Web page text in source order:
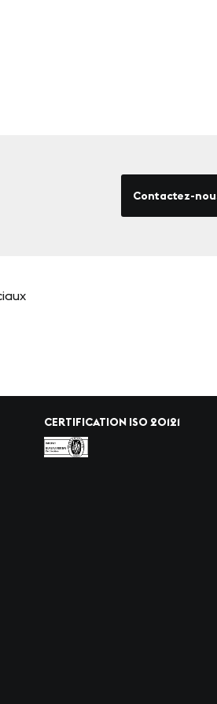
Contactez-
CERTIFICATION ISO 20121